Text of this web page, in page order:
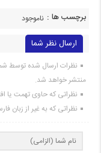
برچسب ها : ناموجود
ارسال نظر شما
نظرات ارسال شده توسط
منتشر خواهد شد.
نظراتی که حاوی تهمت یا
نظراتی که به غیر از زبان